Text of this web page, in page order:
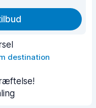
destination